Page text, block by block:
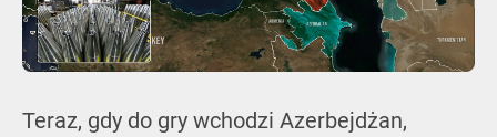
Teraz, gdy do gry wchodzi Azerbejdżan,